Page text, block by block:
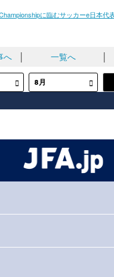
に臨むサッカーe日本代
へ 一覧へ